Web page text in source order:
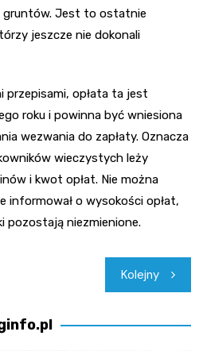
gruntów. Jest to ostatnie
jeszcze nie dokonali
przepisami, opłata ta jest
roku i powinna być wniesiona
wezwania do zapłaty. Oznacza
wieczystych leży
i kwot opłat. Nie można
informował o wysokości opłat,
pozostają niezmienione.
Kolejny